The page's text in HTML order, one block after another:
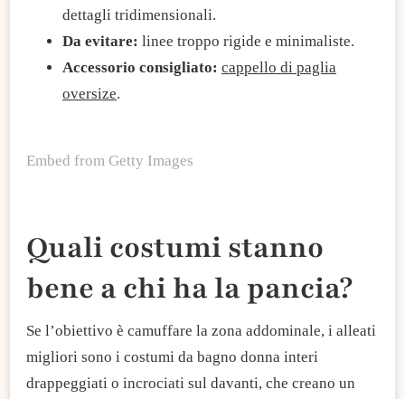
dettagli tridimensionali.
Da evitare: linee troppo rigide e minimaliste.
Accessorio consigliato: cappello di paglia
oversize.
Embed from Getty Images
​Quali costumi stanno
bene a chi ha la pancia?​
Se l’obiettivo è camuffare la zona addominale, i alleati
migliori sono i costumi da bagno donna interi
drappeggiati o incrociati sul davanti, che creano un